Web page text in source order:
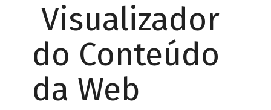
Visualizador
do Conteúdo
da Web